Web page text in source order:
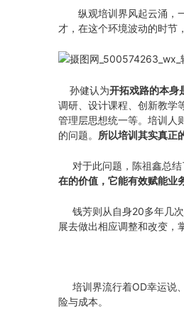
纵观培训界风起云涌，
才，在这个环境波动的时节
孙健认为开拓戏路的本身
调研、设计课程、创新教学
管理层思想统一等。培训人
的问题。 所以培训其实真正
对于此问题，陈祖鑫总结
在的价值，它能有效赋能业
钱芳则从自身20多年几次
展去做出相应调整和改变，
培训界流行着OD幸运说
险与成本。